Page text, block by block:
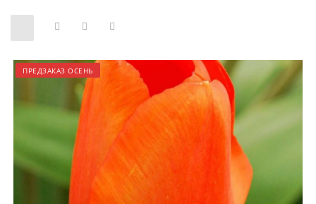
ПРЕДЗАКАЗ ОСЕНЬ